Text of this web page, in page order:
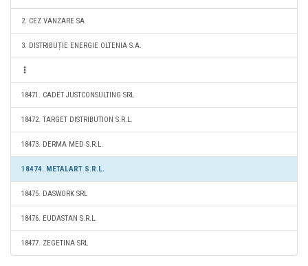
2. CEZ VANZARE SA
3. DISTRIBUȚIE ENERGIE OLTENIA S.A.
18471. CADET JUSTCONSULTING SRL
18472. TARGET DISTRIBUTION S.R.L.
18473. DERMA MED S.R.L.
18474. METALART S.R.L.
18475. DASWORK SRL
18476. EUDASTAN S.R.L.
18477. ZEGETINA SRL